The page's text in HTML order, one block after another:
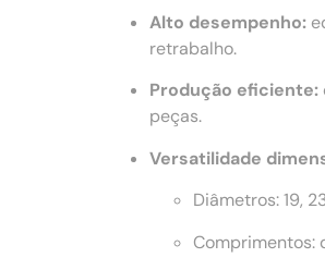
Alto desempenho:
retrabalho.
Produção eficiente:
peças.
Versatilidade
Diâmetros: 19,
Comprimentos: